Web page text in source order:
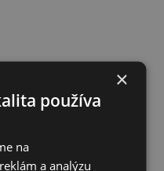
×
používa
na
a analýzu